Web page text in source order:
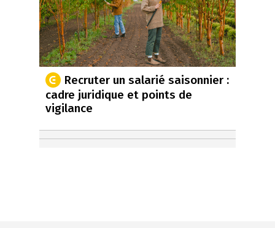
Recruter un salarié saisonnier :
cadre juridique et points de
vigilance